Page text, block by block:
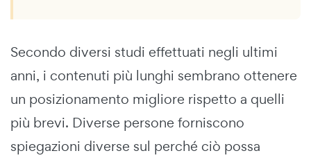
Secondo diversi studi effettuati negli ultimi
anni, i contenuti più lunghi sembrano ottenere
un posizionamento migliore rispetto a quelli
più brevi. Diverse persone forniscono
spiegazioni diverse sul perché ciò possa